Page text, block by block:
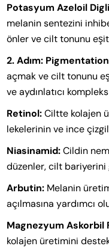
Potasyum Azeloil
melanin sentezini
önler ve cilt tonunu
2. Adım:
açmak ve cilt tonunu
ve aydınlatıcı
Retinol:Ciltte kolajen
lekelerinin ve ince
Niasinamid:Cildin
düzenler, cilt bariyerini
Arbutin: Melanin
açılmasına yardımcı
Magnezyum Askorbil
kolajen üretimini